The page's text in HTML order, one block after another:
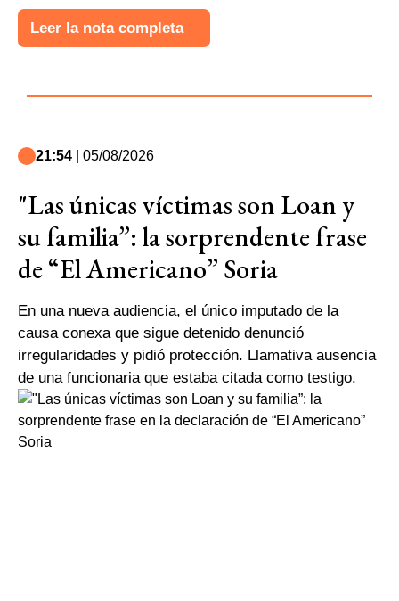
Leer la nota completa
21:54 | 05/08/2026
"Las únicas víctimas son Loan y
su familia”: la sorprendente frase
de “El Americano” Soria
En una nueva audiencia, el único imputado de la
causa conexa que sigue detenido denunció
irregularidades y pidió protección. Llamativa ausencia
de una funcionaria que estaba citada como testigo.